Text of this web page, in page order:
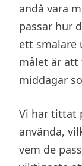
ändå vara
passar hur
ett smalare
målet är att
middagar
Vi har tittat
använda,
vem de